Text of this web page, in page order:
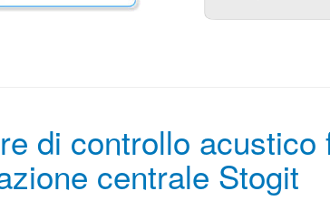
di controllo acustico
centrale Stogit